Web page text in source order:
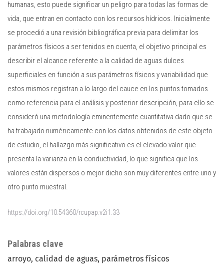
Palabras clave
arroyo, calidad de aguas, parámetros físicos
humanas, esto puede significar un peligro para todas las formas de
vida, que entran en contacto con los recursos hídricos. Inicialmente
se procedió a una revisión bibliográfica previa para delimitar los
parámetros físicos a ser tenidos en cuenta, el objetivo principal es
describir el alcance referente a la calidad de aguas dulces
superficiales en función a sus parámetros físicos y variabilidad que
estos mismos registran a lo largo del cauce en los puntos tomados
como referencia para el análisis y posterior descripción, para ello se
consideró una metodología eminentemente cuantitativa dado que se
ha trabajado numéricamente con los datos obtenidos de este objeto
de estudio, el hallazgo más significativo es el elevado valor que
presenta la varianza en la conductividad, lo que significa que los
valores están dispersos o mejor dicho son muy diferentes entre uno y
otro punto muestral.
https://doi.org/10.54360/rcupap.v2i1.33